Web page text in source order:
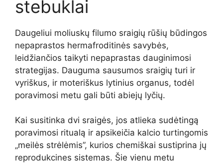
stebuklai
Daugeliui moliuskų filumo sraigių rūšių būdingos
nepaprastos hermafroditinės savybės,
leidžiančios taikyti nepaprastas dauginimosi
strategijas. Dauguma sausumos sraigių turi ir
vyriškus, ir moteriškus lytinius organus, todėl
poravimosi metu gali būti abiejų lyčių.
Kai susitinka dvi sraigės, jos atlieka sudėtingą
poravimosi ritualą ir apsikeičia kalcio turtingomis
„meilės strėlėmis”, kurios chemiškai sustiprina jų
reprodukcines sistemas. Šie vienu metu